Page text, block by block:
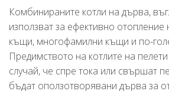
Комбинираните котли на дърва,
използват за ефективно
къщи, многофамилни къщи и по-
Предимството на котлите на
случай, че спре тока или свършат
бъдат оползотворявани дърва за